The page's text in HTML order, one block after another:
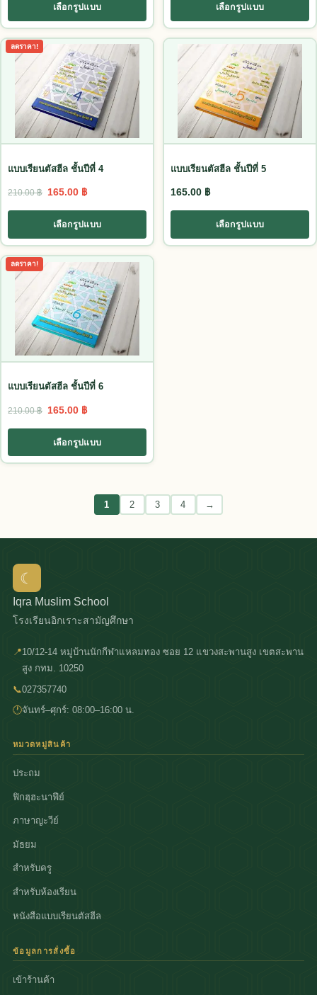
เลือกรูปแบบ เลือกรูปแบบ
ลดราคา!
แบบเรียนตัสฮีล ชั้นปีที่ 4
210.00฿ Original price was: 210.00 ฿.
165.00 ฿Current price is: 165.00 ฿.
เลือกรูปแบบ
This product has multiple variants. The options may be
แบบเรียนตัสฮีล ชั้นปีที่ 5
165.00 ฿
เลือกรูปแบบ
This product has multiple
ลดราคา!
แบบเรียนตัสฮีล ชั้นปีที่ 6
210.00฿ Original price was: 210.00 ฿.
165.00 ฿Current price is: 165.00 ฿.
เลือกรูปแบบ
This product has multiple variants. The options may be
1 2 3 4 →
☾
Iqra Muslim School
โรงเรียนอิกเราะสามัญศึกษา
📍10/12-14 หมู่บ้านนักกีฬาแหลมทอง ซอย 12 แขวงสะพานสูง เขตสะพาน
สูง กทม. 10250
📞027357740
🕐จันทร์–ศุกร์: 08:00–16:00 น.
หมวดหมู่สินค้า
ประถม
ฟิกฮฺฮะนาฟีย์
ภาษาญะวีย์
มัธยม
สำหรับครู
สำหรับห้องเรียน
หนังสือแบบเรียนตัสฮีล
ข้อมูลการสั่งซื้อ
เข้าร้านค้า